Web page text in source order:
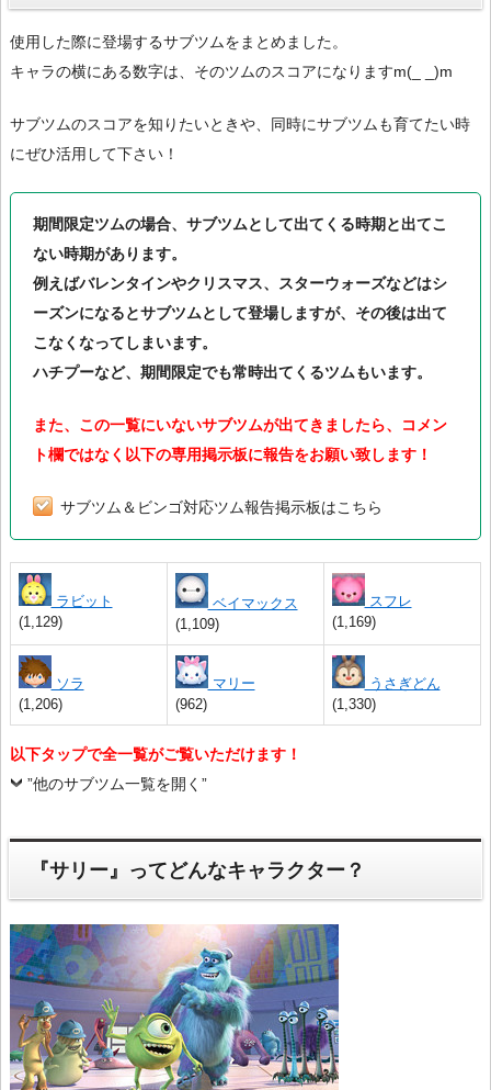
使用した際に登場するサブツムをまとめました。
キャラの横にある数字は、そのツムのスコアになりますm(_ _)m
サブツムのスコアを知りたいときや、同時にサブツムも育てたい時
にぜひ活用して下さい！
期間限定ツムの場合、サブツムとして出てくる時期と出てこ
ない時期があります。
例えばバレンタインやクリスマス、スターウォーズなどはシ
ーズンになるとサブツムとして登場しますが、その後は出て
こなくなってしまいます。
ハチプーなど、期間限定でも常時出てくるツムもいます。
また、この一覧にいないサブツムが出てきましたら、コメン
ト欄ではなく以下の専用掲示板に報告をお願い致します！
サブツム＆ビンゴ対応ツム報告掲示板はこちら
ラビット
(1,129)
ベイマックス
(1,109)
スフレ
(1,169)
ソラ
(1,206)
マリー
(962)
うさぎどん
(1,330)
以下タップで全一覧がご覧いただけます！
”他のサブツム一覧を開く”
『サリー』ってどんなキャラクター？